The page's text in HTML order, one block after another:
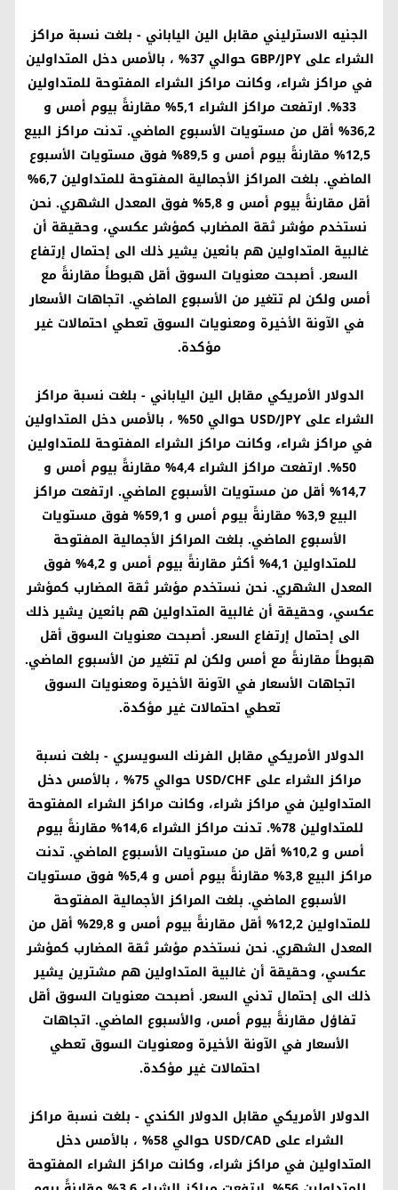
الجنيه الاسترليني مقابل الين الياباني - بلغت نسبة مراكز
الشراء علىGBP/JPY
حوالي 37% ، بالأمس دخل المتداولين
في مراكز شراء، وكانت مراكز الشراء المفتوحة للمتداولين
33%. ارتفعت مراكز الشراء 5,1% مقارنةً بيوم أمس و
36,2% أقل من مستويات الأسبوع الماضي. تدنت مراكز البيع
12,5% مقارنةً بيوم أمس و 89,5% فوق مستويات الأسبوع
الماضي. بلغت المراكز الأجمالية المفتوحة للمتداولين 6,7%
أقل مقارنةً بيوم أمس و 5,8% فوق المعدل الشهري. نحن
نستخدم مؤشر ثقة المضارب كمؤشر عكسي، وحقيقة أن
غالبية المتداولين هم بائعين يشير ذلك الى إحتمال إرتفاع
السعر. أصبحت معنويات السوق أقل هبوطاً مقارنةً مع
أمس ولكن لم تتغير من الأسبوع الماضي. اتجاهات الأسعار
في الآونة الأخيرة ومعنويات السوق تعطي احتمالات غير
مؤكدة.
الدولار الأمريكي مقابل الين الياباني - بلغت نسبة مراكز
الشراء على USD/JPY
حوالي 50% ، بالأمس دخل المتداولين
في مراكز شراء، وكانت مراكز الشراء المفتوحة للمتداولين
50%. ارتفعت مراكز الشراء 4,4% مقارنةً بيوم أمس و
14,7% أقل من مستويات الأسبوع الماضي. ارتفعت مراكز
البيع 3,9% مقارنةً بيوم أمس و 59,1% فوق مستويات
الأسبوع الماضي. بلغت المراكز الأجمالية المفتوحة
للمتداولين 4,1% أكثر مقارنةً بيوم أمس و 4,2% فوق
المعدل الشهري. نحن نستخدم مؤشر ثقة المضارب كمؤشر
عكسي، وحقيقة أن غالبية المتداولين هم بائعين يشير ذلك
الى إحتمال إرتفاع السعر. أصبحت معنويات السوق أقل
هبوطاً مقارنةً مع أمس ولكن لم تتغير من الأسبوع الماضي.
اتجاهات الأسعار في الآونة الأخيرة ومعنويات السوق
تعطي احتمالات غير مؤكدة.
الدولار الأمريكي مقابل الفرنك السويسري - بلغت نسبة
مراكز الشراء على USD/CHF
حوالي 75% ، بالأمس دخل
المتداولين في مراكز شراء، وكانت مراكز الشراء المفتوحة
للمتداولين 78%. تدنت مراكز الشراء 14,6% مقارنةً بيوم
أمس و 10,2% أقل من مستويات الأسبوع الماضي. تدنت
مراكز البيع 3,8% مقارنةً بيوم أمس و 5,4% فوق مستويات
الأسبوع الماضي. بلغت المراكز الأجمالية المفتوحة
للمتداولين 12,2% أقل مقارنةً بيوم أمس و 29,8% أقل من
المعدل الشهري. نحن نستخدم مؤشر ثقة المضارب كمؤشر
عكسي، وحقيقة أن غالبية المتداولين هم مشترين يشير
ذلك الى إحتمال تدني السعر. أصبحت معنويات السوق أقل
تفاؤل مقارنةً بيوم أمس، والأسبوع الماضي. اتجاهات
الأسعار في الآونة الأخيرة ومعنويات السوق تعطي
احتمالات غير مؤكدة.
الدولار الأمريكي مقابل الدولار الكندي - بلغت نسبة مراكز
الشراء علىUSD/CAD
حوالي 58% ، بالأمس دخل
المتداولين في مراكز شراء، وكانت مراكز الشراء المفتوحة